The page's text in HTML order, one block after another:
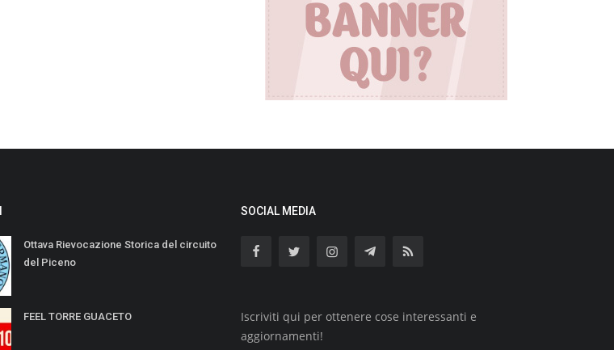
Ottava Rievocazione Storica del circuito
del Piceno
FEEL TORRE GUACETO
SOCIAL MEDIA
Iscriviti qui per ottenere cose interessanti e
aggiornamenti!